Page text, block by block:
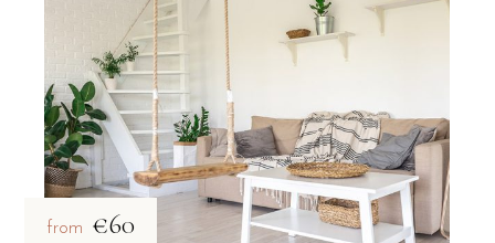
from €60